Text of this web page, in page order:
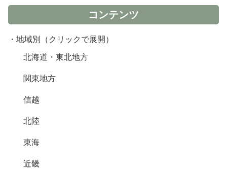
コンテンツ
・地域別（クリックで展開）
北海道・東北地方
関東地方
信越
北陸
東海
近畿